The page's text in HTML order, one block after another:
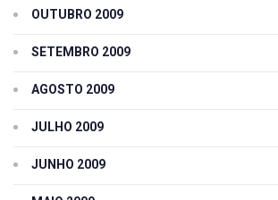
OUTUBRO 2009
SETEMBRO 2009
AGOSTO 2009
JULHO 2009
JUNHO 2009